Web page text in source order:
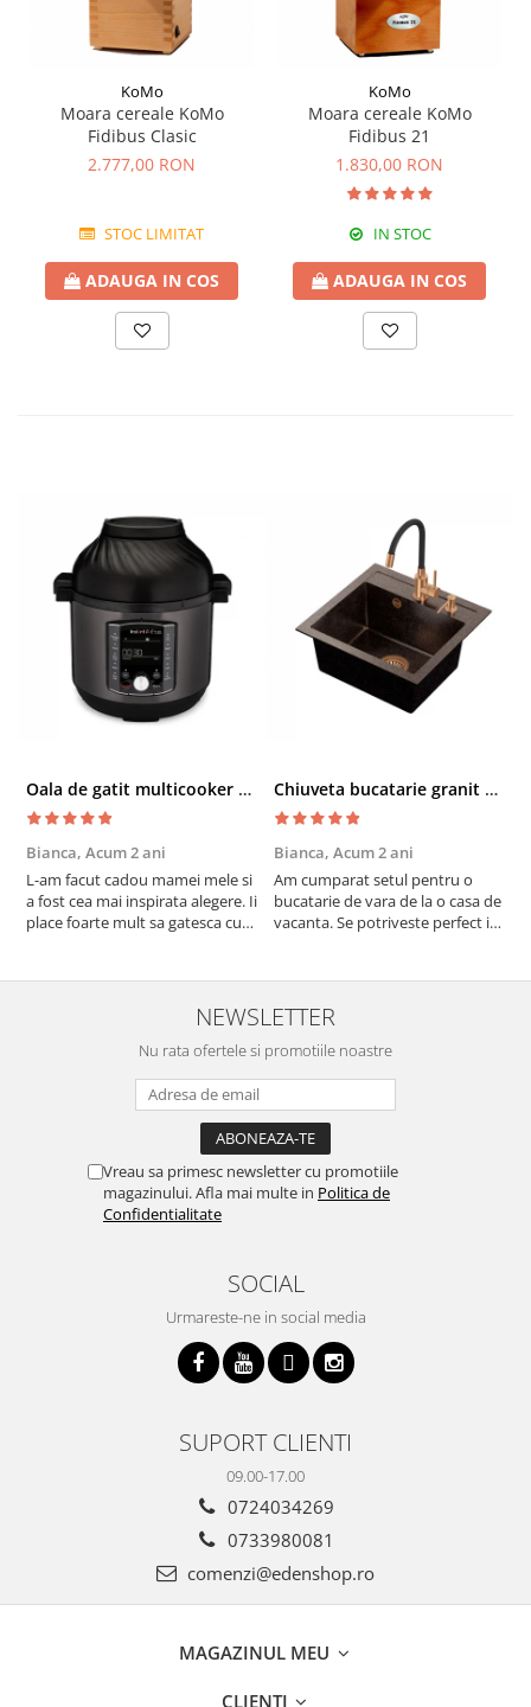
KoMo
Moara cereale KoMo
Fidibus Clasic
2.777,00 RON
STOC LIMITAT
ADAUGA IN COS
KoMo
Moara cereale KoMo
Fidibus 21
1.830,00 RON
IN STOC
ADAUGA IN COS
Oala de gatit multicooker 11 functii Instant Pot Pro Crisp 8 + Air Fryer 7.6 lt
Bianca, Acum 2 ani
L-am facut cadou mamei mele si
a fost cea mai inspirata alegere. Ii
place foarte mult sa gatesca cu
cratita...ma gandesc serios sa imi
cumpar si eu! Recomand mult !
Chiuveta bucatarie granit cu finisaj negru perlat/cupru Steingran Art Copper cu dozator si baterie Quadron
Bianca, Acum 2 ani
Am cumparat setul pentru o
bucatarie de vara de la o casa de
vacanta. Se potriveste perfect in
buna, recomand cu drag !
NEWSLETTER
Nu rata ofertele si promotiile noastre
Vreau sa primesc newsletter cu promotiile
magazinului. Afla mai multe in Politica de
Confidentialitate
SOCIAL
Urmareste-ne in social media
SUPORT CLIENTI
09.00-17.00
0724034269
0733980081
comenzi@edenshop.ro
MAGAZINUL MEU
CLIENTI